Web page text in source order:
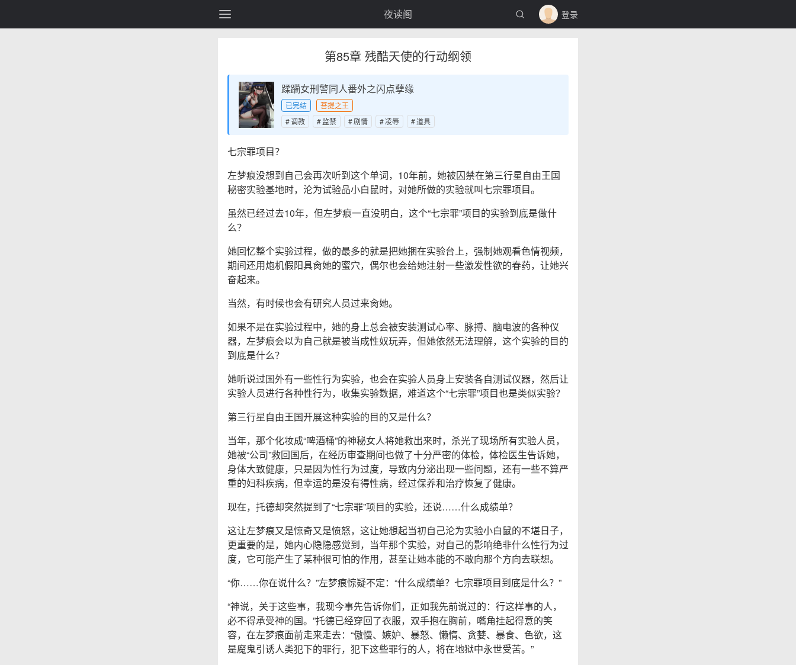
夜读阁 登录
第85章 残酷天使的行动纲领
蹂躏女刑警同人番外之闪点孽缘
已完结
菩提之王
调教
监禁 剧情 凌辱 道具
七宗罪项目？
左梦痕没想到自己会再次听到这个单词，10年前，她被囚禁在第三行星自由王国
秘密实验基地时，沦为试验品小白鼠时，对她所做的实验就叫七宗罪项目。
虽然已经过去10年，但左梦痕一直没明白，这个“七宗罪”项目的实验到底是做什
么？
她回忆整个实验过程，做的最多的就是把她捆在实验台上，强制她观看色情视频，
期间还用炮机假阳具肏她的蜜穴，偶尔也会给她注射一些激发性欲的春药，让她兴
奋起来。
当然，有时候也会有研究人员过来肏她。
如果不是在实验过程中，她的身上总会被安装测试心率、脉搏、脑电波的各种仪
器，左梦痕会以为自己就是被当成性奴玩弄，但她依然无法理解，这个实验的目的
到底是什么？
她听说过国外有一些性行为实验，也会在实验人员身上安装各自测试仪器，然后让
实验人员进行各种性行为，收集实验数据，难道这个“七宗罪”项目也是类似实验？
第三行星自由王国开展这种实验的目的又是什么？
当年，那个化妆成“啤酒桶”的神秘女人将她救出来时，杀光了现场所有实验人员，
她被“公司”救回国后，在经历审查期间也做了十分严密的体检，体检医生告诉她，
身体大致健康，只是因为性行为过度，导致内分泌出现一些问题，还有一些不算严
重的妇科疾病，但幸运的是没有得性病，经过保养和治疗恢复了健康。
现在，托德却突然提到了“七宗罪”项目的实验，还说……什么成绩单？
这让左梦痕又是惊奇又是愤怒，这让她想起当初自己沦为实验小白鼠的不堪日子，
更重要的是，她内心隐隐感觉到，当年那个实验，对自己的影响绝非什么性行为过
度，它可能产生了某种很可怕的作用，甚至让她本能的不敢向那个方向去联想。
“你……你在说什么？”左梦痕惊疑不定：“什么成绩单？七宗罪项目到底是什么？”
“神说，关于这些事，我现今事先告诉你们，正如我先前说过的：行这样事的人，
必不得承受神的国。”托德已经穿回了衣服，双手抱在胸前，嘴角挂起得意的笑
容，在左梦痕面前走来走去：“傲慢、嫉妒、暴怒、懒惰、贪婪、暴食、色欲，这
是魔鬼引诱人类犯下的罪行，犯下这些罪行的人，将在地狱中永世受苦。”